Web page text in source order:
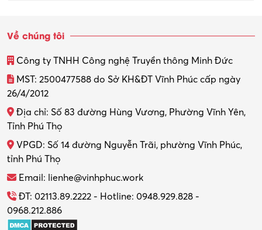
Thiết kế nội thất
Thợ máy – Ô tô – Xe máy
Thực tập
Tổ chức sự kiện – Quà tặng
Trợ lý
Về chúng tôi
Công ty TNHH Công nghệ Truyền thông Minh Đức
MST: 2500477588 do Sở KH&ĐT Vĩnh Phúc cấp ngày
26/4/2012
Địa chỉ: Số 83 đường Hùng Vương, Phường Vĩnh Yên,
Tỉnh Phú Thọ
VPGD: Số 14 đường Nguyễn Trãi, phường Vĩnh Phúc,
tỉnh Phú Thọ
Email: lienhe@vinhphuc.work
ĐT: 02113.89.2222 - Hotline: 0948.929.828 -
0968.212.886